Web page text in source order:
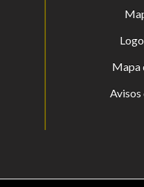
Mapa
Avisos